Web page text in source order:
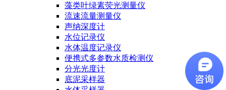
藻类叶绿素荧光测量仪
流速流量测量仪
声纳深度计
水位记录仪
水体温度记录仪
便携式多参数水质检测仪
分光光度计
底泥采样器